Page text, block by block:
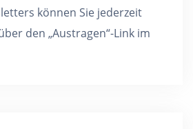
können Sie jederzeit
den „Austragen“-Link im